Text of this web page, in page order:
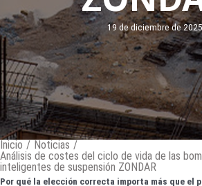
19 de diciembre de 2025
Inicio / Noticias /
Análisis de costes del ciclo de vida de las
inteligentes de suspensión ZONDAR
Por qué la elección correcta importa más que el